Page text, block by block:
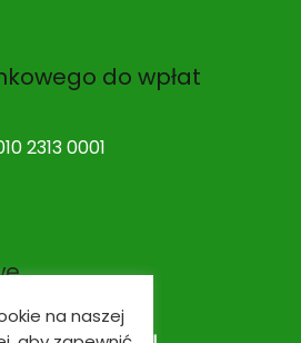
do wpłat
2313 0001
na naszej